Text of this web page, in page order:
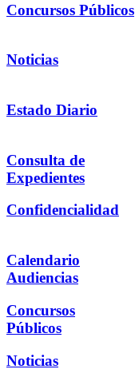
Concursos Públicos
Noticias
Estado Diario
Consulta de
Expedientes
Confidencialidad
Calendario
Audiencias
Concursos
Públicos
Noticias